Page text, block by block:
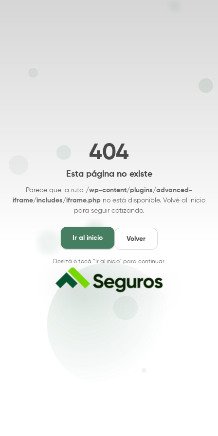
404
Esta página no existe
Parece que la ruta /wp-content/plugins/advanced-
iframe/includes/iframe.php no está disponible. Volvé al inicio
para seguir cotizando.
Ir al inicio Volver
Deslizá o tocá “Ir al inicio” para continuar.